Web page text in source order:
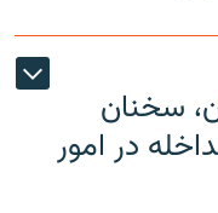
سخنان
در امور